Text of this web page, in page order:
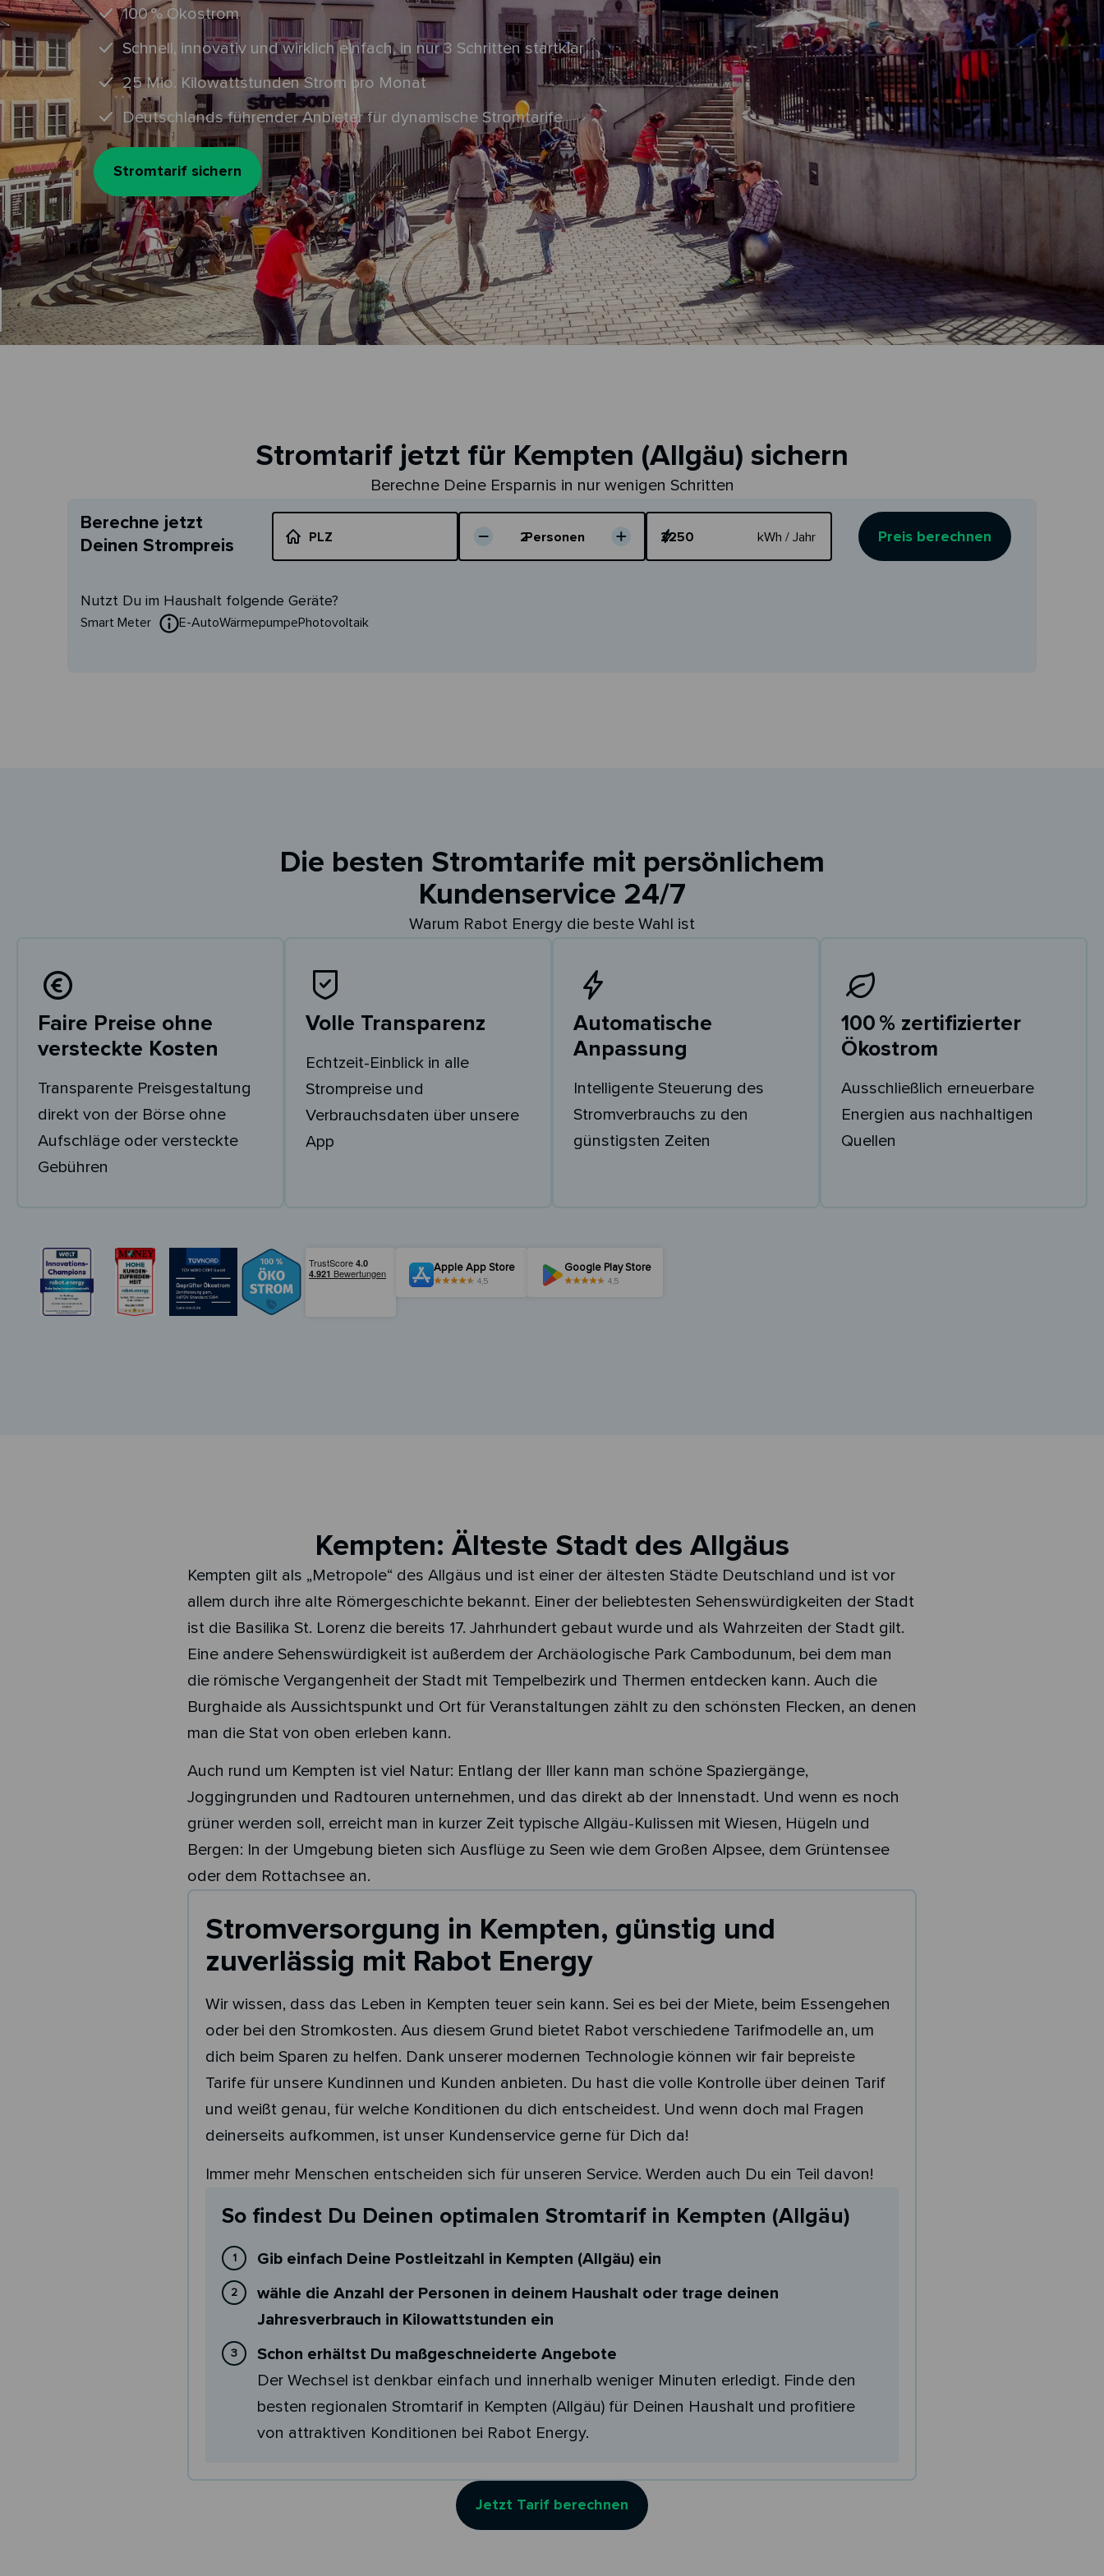
100 % Ökostrom
Schnell, innovativ und wirklich einfach, in nur 3 Schritten startklar
25 Mio. Kilowattstunden Strom pro Monat
Deutschlands führender Anbieter für dynamische Stromtarife
Stromtarif sichern
Stromtarif jetzt für Kempten (Allgäu) sichern
Berechne Deine Ersparnis in nur wenigen Schritten
Berechne jetzt
Deinen Strompreis
PLZ 2Personen
Dein Verbrauch
kWh / Jahr
Nutzt Du im Haushalt folgende Geräte?
Smart Meter E-AutoWärmepumpePhotovoltaik
Preis berechnen
Die besten Stromtarife mit persönlichem
Kundenservice 24/7
Warum Rabot Energy die beste Wahl ist
Faire Preise ohne
versteckte Kosten
Transparente Preisgestaltung
direkt von der Börse ohne
Aufschläge oder versteckte
Gebühren
Volle Transparenz
Echtzeit-Einblick in alle
Strompreise und
Verbrauchsdaten über unsere
App
Automatische
Anpassung
Intelligente Steuerung des
Stromverbrauchs zu den
günstigsten Zeiten
100 % zertifizierter
Ökostrom
Ausschließlich erneuerbare
Energien aus nachhaltigen
Quellen
Apple App Store
4,5
Google Play Store
4,5
Kempten: Älteste Stadt des Allgäus
Kempten gilt als „Metropole“ des Allgäus und ist einer der ältesten Städte Deutschland und ist vor
allem durch ihre alte Römergeschichte bekannt. Einer der beliebtesten Sehenswürdigkeiten der Stadt
ist die Basilika St. Lorenz die bereits 17. Jahrhundert gebaut wurde und als Wahrzeiten der Stadt gilt.
Eine andere Sehenswürdigkeit ist außerdem der Archäologische Park Cambodunum, bei dem man
die römische Vergangenheit der Stadt mit Tempelbezirk und Thermen entdecken kann. Auch die
Burghaide als Aussichtspunkt und Ort für Veranstaltungen zählt zu den schönsten Flecken, an denen
man die Stat von oben erleben kann.
Auch rund um Kempten ist viel Natur: Entlang der Iller kann man schöne Spaziergänge,
Joggingrunden und Radtouren unternehmen, und das direkt ab der Innenstadt. Und wenn es noch
grüner werden soll, erreicht man in kurzer Zeit typische Allgäu-Kulissen mit Wiesen, Hügeln und
Bergen: In der Umgebung bieten sich Ausflüge zu Seen wie dem Großen Alpsee, dem Grüntensee
oder dem Rottachsee an.
Stromversorgung in Kempten, günstig und
zuverlässig mit Rabot Energy
Wir wissen, dass das Leben in Kempten teuer sein kann. Sei es bei der Miete, beim Essengehen
oder bei den Stromkosten. Aus diesem Grund bietet Rabot verschiedene Tarifmodelle an, um
dich beim Sparen zu helfen. Dank unserer modernen Technologie können wir fair bepreiste
Tarife für unsere Kundinnen und Kunden anbieten. Du hast die volle Kontrolle über deinen Tarif
und weißt genau, für welche Konditionen du dich entscheidest. Und wenn doch mal Fragen
deinerseits aufkommen, ist unser Kundenservice gerne für Dich da!
Immer mehr Menschen entscheiden sich für unseren Service. Werden auch Du ein Teil davon!
So findest Du Deinen optimalen Stromtarif in Kempten (Allgäu)
Gib einfach Deine Postleitzahl in Kempten (Allgäu) ein
wähle die Anzahl der Personen in deinem Haushalt oder trage deinen
Jahresverbrauch in Kilowattstunden ein
Schon erhältst Du maßgeschneiderte Angebote
Der Wechsel ist denkbar einfach und innerhalb weniger Minuten erledigt. Finde den
besten regionalen Stromtarif in Kempten (Allgäu) für Deinen Haushalt und profitiere
von attraktiven Konditionen bei Rabot Energy.
Jetzt Tarif berechnen